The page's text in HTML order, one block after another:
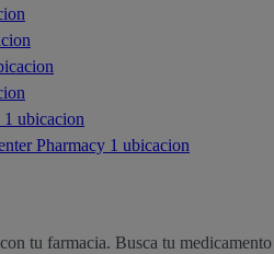
1 ubicacion
Pharmacy 1 ubicacion
tu farmacia. Busca tu medicamento